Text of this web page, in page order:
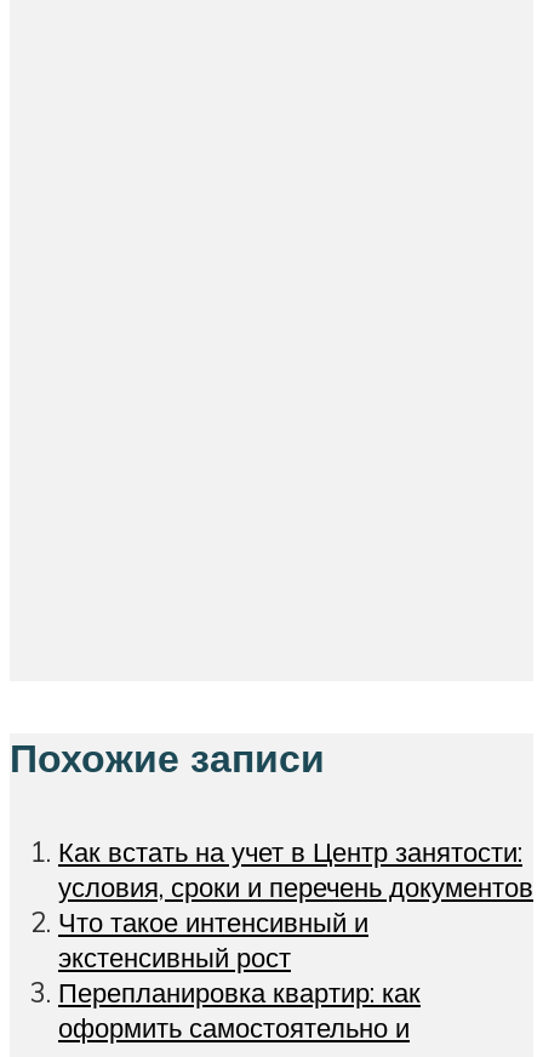
Похожие записи
Как встать на учет в Центр занятости:
условия, сроки и перечень документов
Что такое интенсивный и
экстенсивный рост
Перепланировка квартир: как
оформить самостоятельно и